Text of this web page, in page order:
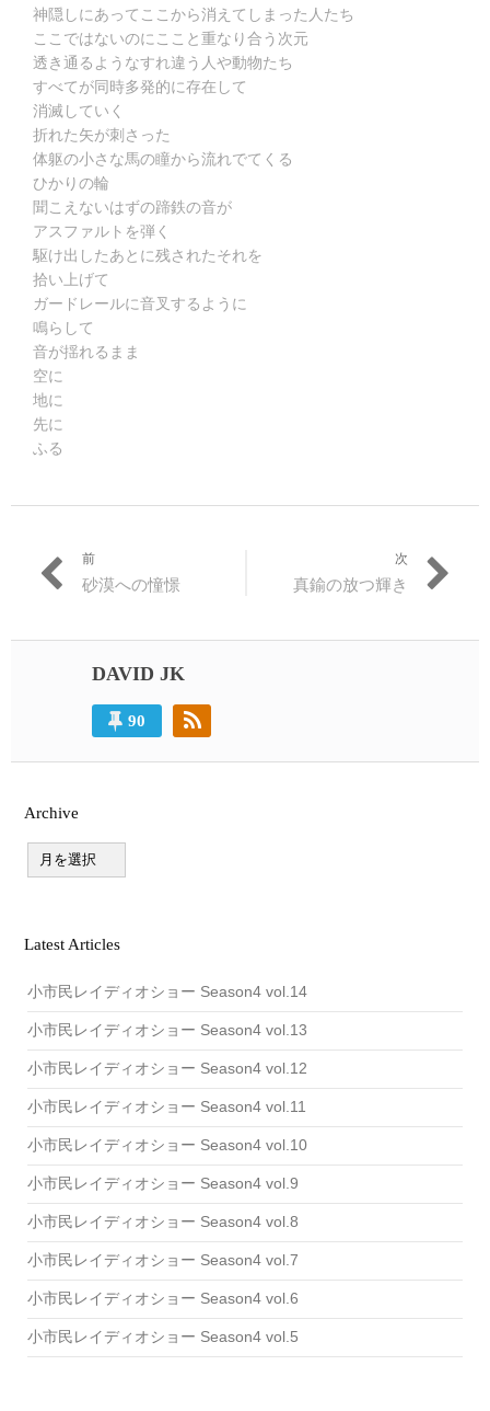
神隠しにあってここから消えてしまった人たち
ここではないのにここと重なり合う次元
透き通るようなすれ違う人や動物たち
すべてが同時多発的に存在して
消滅していく
折れた矢が刺さった
体躯の小さな馬の瞳から流れでてくる
ひかりの輪
聞こえないはずの蹄鉄の音が
アスファルトを弾く
駆け出したあとに残されたそれを
拾い上げて
ガードレールに音叉するように
鳴らして
音が揺れるまま
空に
地に
先に
ふる
投
ナ
シ
ョ
ン
前
過
投
稿:
砂漠への憧憬
次
稿:
真鍮の放つ輝き
DAVID JK
90
Archive
v
Latest Articles
小市民レイディオショー Season4 vol.14
小市民レイディオショー Season4 vol.13
小市民レイディオショー Season4 vol.12
小市民レイディオショー Season4 vol.11
小市民レイディオショー Season4 vol.10
小市民レイディオショー Season4 vol.9
小市民レイディオショー Season4 vol.8
小市民レイディオショー Season4 vol.7
小市民レイディオショー Season4 vol.6
小市民レイディオショー Season4 vol.5